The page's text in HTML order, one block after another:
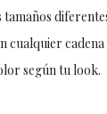
tamaños
cadena
según tu look.